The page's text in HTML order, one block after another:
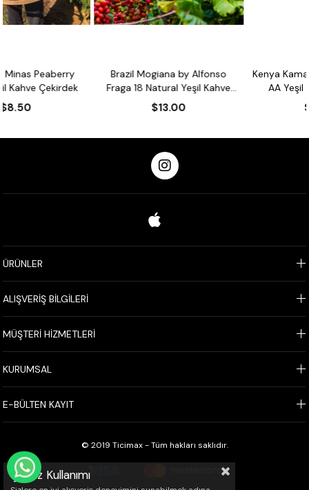
Brazil Mogiana by Alfonso
Fraga 18 Natural Yeşil Kahve
Kenya Kamakwa Niyeri
AA Yeşil Kahve Çekirdek
ÜRÜNLER
ALIŞVERİŞ BİLGİLERİ
MÜŞTERİ HİZMETLERİ
KURUMSAL
E-BÜLTEN KAYIT
© 2019 Ticimax - Tüm hakları saklıdır.
Çerez Kullanımı